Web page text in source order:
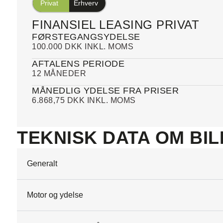
Privat Erhverv
FINANSIEL LEASING PRIVAT
FØRSTEGANGSYDELSE
100.000 DKK INKL. MOMS
AFTALENS PERIODE
12 MÅNEDER
MÅNEDLIG YDELSE FRA PRISER
6.868,75 DKK INKL. MOMS
TEKNISK DATA OM
Generalt
Motor og ydelse